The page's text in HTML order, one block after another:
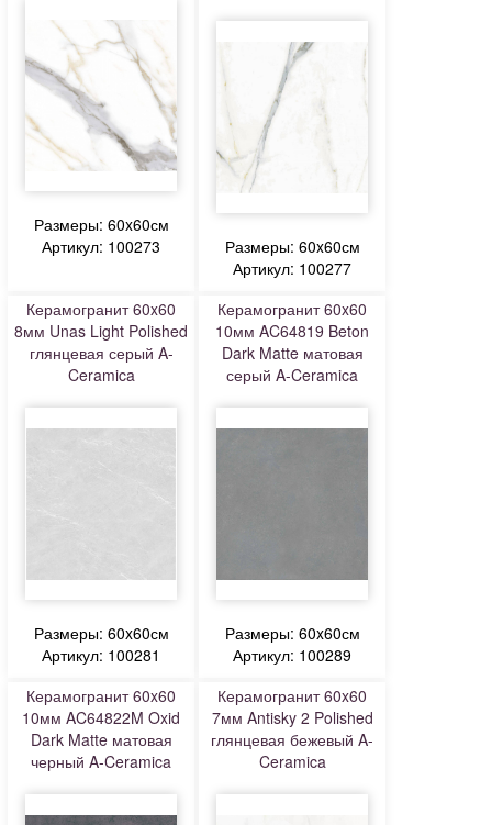
Размеры: 60x60см
Артикул: 100273
Размеры: 60x60см
Артикул: 100277
Керамогранит 60x60
8мм Unas Light Polished
глянцевая серый A-
Ceramica
Размеры: 60x60см
Артикул: 100281
Керамогранит 60x60
10мм AC64819 Beton
Dark Matte матовая
серый A-Ceramica
Размеры: 60x60см
Артикул: 100289
Керамогранит 60x60
10мм AC64822M Oxid
Dark Matte матовая
черный A-Ceramica
Керамогранит 60x60
7мм Antisky 2 Polished
глянцевая бежевый A-
Ceramica